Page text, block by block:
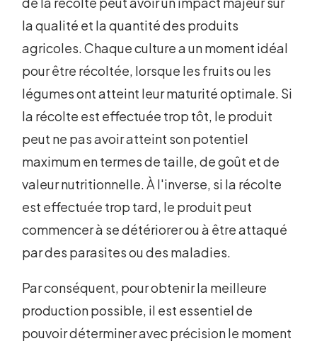
la qualité et la quantité des produits
agricoles. Chaque culture a un moment idéal
pour être récoltée, lorsque les fruits ou les
légumes ont atteint leur maturité optimale. Si
la récolte est effectuée trop tôt, le produit
peut ne pas avoir atteint son potentiel
maximum en termes de taille, de goût et de
valeur nutritionnelle. À l'inverse, si la récolte
est effectuée trop tard, le produit peut
commencer à se détériorer ou à être attaqué
par des parasites ou des maladies.
Par conséquent, pour obtenir la meilleure
production possible, il est essentiel de
pouvoir déterminer avec précision le moment